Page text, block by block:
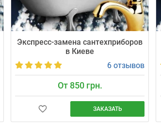
Экспресс-замена сантехприборов
в Киеве
6 отзывов
От 850 грн.
ЗАКАЗАТЬ